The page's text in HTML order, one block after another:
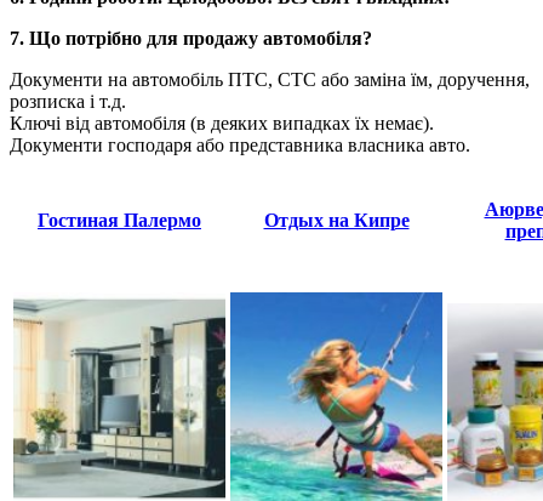
7. Що потрібно для продажу автомобіля?
Документи на автомобіль ПТС, СТС або заміна їм, доручення,
розписка і т.д.
Ключі від автомобіля (в деяких випадках їх немає).
Документи господаря або представника власника авто.
Гостиная Палермо Отдых на Кипре